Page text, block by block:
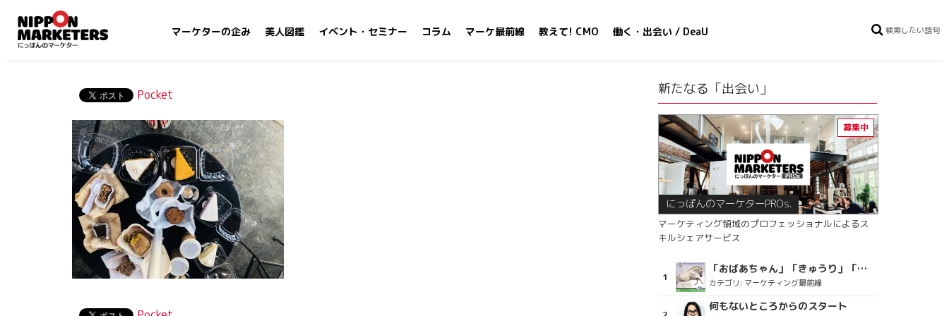
マーケターの企み 美人図鑑 イベント・セミナー コラム マーケ最前線 教えて! CMO 働く・出会い / DeaU
Pocket 新たなる「出会い」
にっぽんのマーケターPROs.
マーケティング領域のプロフェッショナルによるス
キルシェアサービス
「おばあちゃん」「きゅうり」「ディスコで踊るおじさん」をCM素材に使った、「気持ちよさ」が売りの意外な商品とは？
カテゴリ: マーケティング最前線
何もないところからのスタート